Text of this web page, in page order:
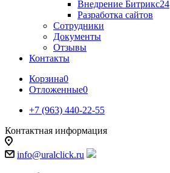
Внедрение Битрикс24
Разработка сайтов
Сотрудники
Документы
Отзывы
Контакты
Корзина0
Отложенные0
+7 (963) 440-22-55
Контактная информация
info@uralclick.ru